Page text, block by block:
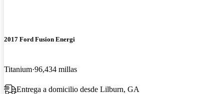
2017 Ford Fusion Energi
Titanium 96,434 millas
Entrega a domicilio desde Lilburn, GA